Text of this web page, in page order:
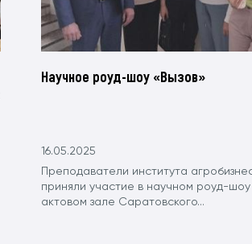
Научное роуд-шоу «Вызов»
16.05.2025
Преподаватели института
приняли участие в научном роуд-шоу
актовом зале Саратовского...